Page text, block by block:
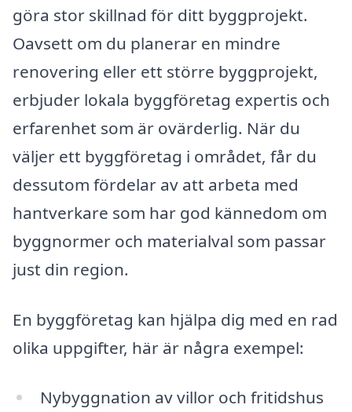
göra stor skillnad för ditt byggprojekt.
Oavsett om du planerar en mindre
renovering eller ett större byggprojekt,
erbjuder lokala byggföretag expertis och
erfarenhet som är ovärderlig. När du
väljer ett byggföretag i området, får du
dessutom fördelar av att arbeta med
hantverkare som har god kännedom om
byggnormer och materialval som passar
just din region.
En byggföretag kan hjälpa dig med en rad
olika uppgifter, här är några exempel:
Nybyggnation av villor och fritidshus